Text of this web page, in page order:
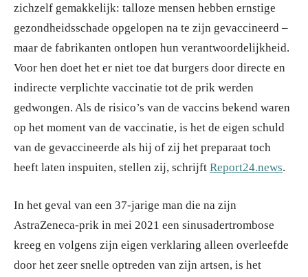
zichzelf gemakkelijk: talloze mensen hebben ernstige
gezondheidsschade opgelopen na te zijn gevaccineerd –
maar de fabrikanten ontlopen hun verantwoordelijkheid.
Voor hen doet het er niet toe dat burgers door directe en
indirecte verplichte vaccinatie tot de prik werden
gedwongen. Als de risico’s van de vaccins bekend waren
op het moment van de vaccinatie, is het de eigen schuld
van de gevaccineerde als hij of zij het preparaat toch
heeft laten inspuiten, stellen zij, schrijft Report24.news.
In het geval van een 37-jarige man die na zijn
AstraZeneca-prik in mei 2021 een sinusadertrombose
kreeg en volgens zijn eigen verklaring alleen overleefde
door het zeer snelle optreden van zijn artsen, is het